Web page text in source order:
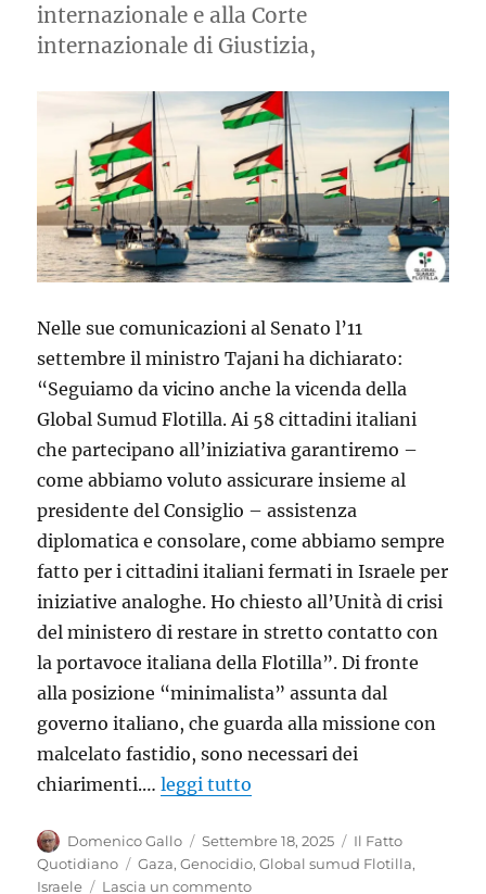
internazionale e alla Corte
internazionale di Giustizia,
Nelle sue comunicazioni al Senato l’11
settembre il ministro Tajani ha dichiarato:
“Seguiamo da vicino anche la vicenda della
Global Sumud Flotilla. Ai 58 cittadini italiani
che partecipano all’iniziativa garantiremo –
come abbiamo voluto assicurare insieme al
presidente del Consiglio – assistenza
diplomatica e consolare, come abbiamo sempre
fatto per i cittadini italiani fermati in Israele per
iniziative analoghe. Ho chiesto all’Unità di crisi
del ministero di restare in stretto contatto con
la portavoce italiana della Flotilla”. Di fronte
alla posizione “minimalista” assunta dal
governo italiano, che guarda alla missione con
malcelato fastidio, sono necessari dei
chiarimenti.…leggi tutto
Autore
Domenico Gallo
Pubblicato
il
Settembre 18, 2025 Categorie
Il Fatto
Quotidiano
Tag
Gaza,Genocidio,Global sumud Flotilla,
Israele
Lascia un commentosu